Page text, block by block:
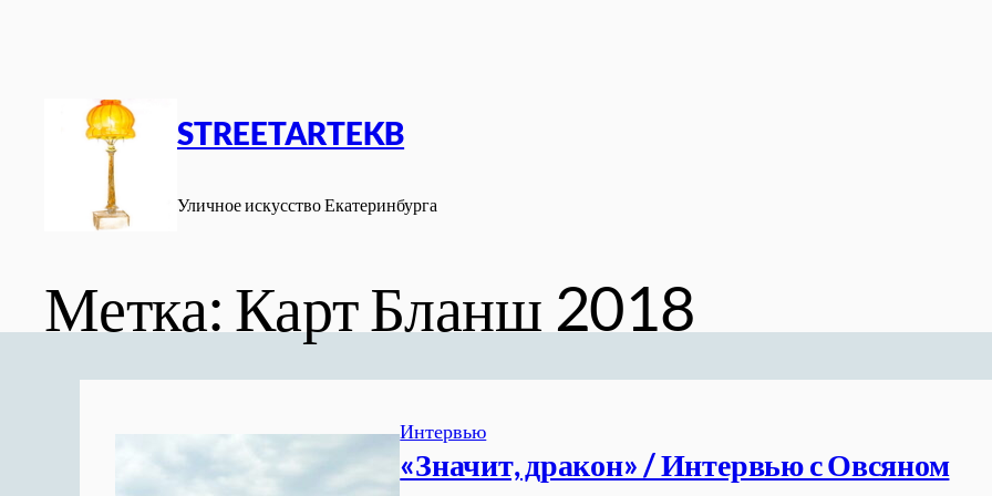
STREETARTEKB
Уличное искусство Екатеринбурга
Метка: Карт Бланш 2018
Интервью
«Значит, дракон» / Интервью с Овсяном